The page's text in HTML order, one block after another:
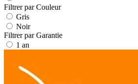
Filtrer par Couleur
Gris
Noir
Filtrer par Garantie
1 an